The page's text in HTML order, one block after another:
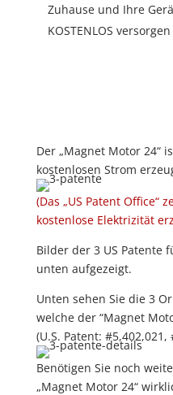
Zuhause und Ihre
KOSTENLOS
Der „Magnet Motor 24“
kostenlosen Strom
(Das „US Patent Office“
kostenlose Elektrizität
Bilder der 3 US Patente
unten aufgezeigt.
Unten sehen Sie die 3
welche der “Magnet
(U.S. Patent:
Benötigen Sie noch
„Magnet Motor 24“